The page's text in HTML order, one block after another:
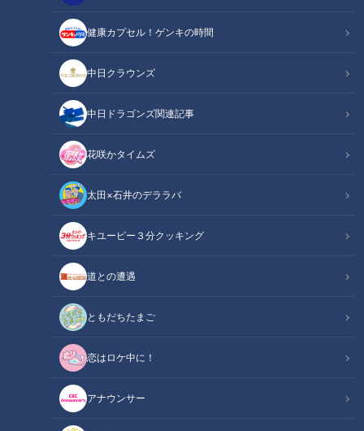
健康カプセル！ゲンキの時間
中日クラウンズ
中日ドラゴンズ関連記事
花咲かタイムズ
太田×石井のデララバ
キユーピー３分クッキング
道との遭遇
ともだちたまご
恋はロケ中に！
アナウンサー
「投手は捕手に首を振るな」中日OB・中村武志が提言
この記事の画像（全1枚）
記事に戻る
この記事を見たあなたへのおすすめ
なぜベンチは動かない？中日
OB・中村武志が捕手目線で苦言